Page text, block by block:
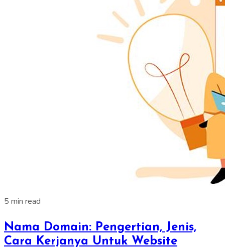
5 min read
Nama Domain: Pengertian, Jenis,
Cara Kerjanya Untuk Website